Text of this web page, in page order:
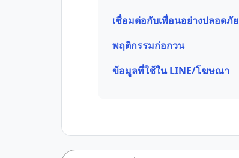
เชื่อมต่อกับเพื่อนอย่างปลอดภัย
พฤติกรรมก่อกวน
ข้อมูลที่ใช้ใน LINE/โฆษณา